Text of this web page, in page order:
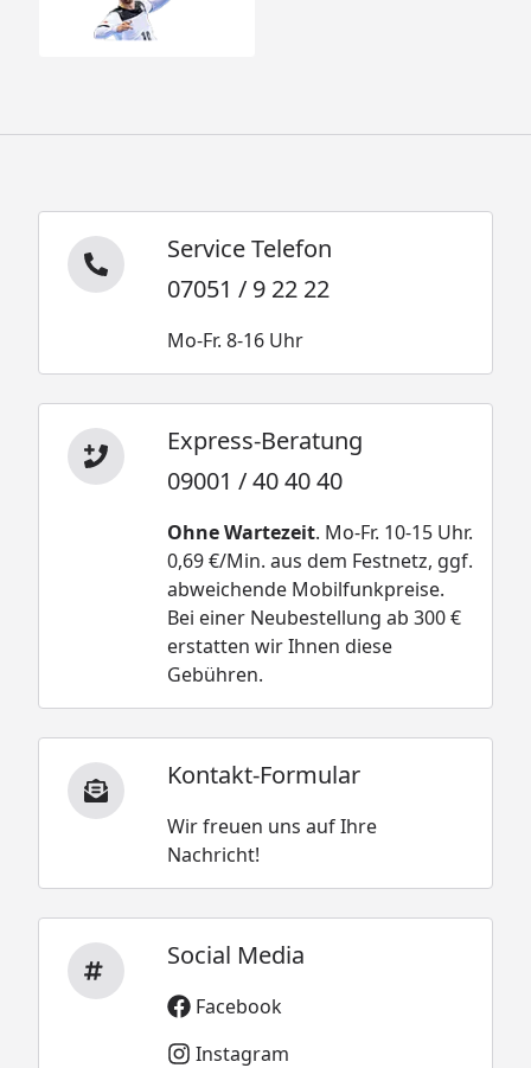
Service Telefon
07051 / 9 22 22
Mo-Fr. 8-16 Uhr
Express-Beratung
09001 / 40 40 40
Ohne Wartezeit. Mo-Fr. 10-15 Uhr.
0,69 €/Min. aus dem Festnetz, ggf.
abweichende Mobilfunkpreise.
Bei einer Neubestellung ab 300 €
erstatten wir Ihnen diese
Gebühren.
Kontakt-Formular
Wir freuen uns auf Ihre
Nachricht!
Social Media
Facebook
Instagram